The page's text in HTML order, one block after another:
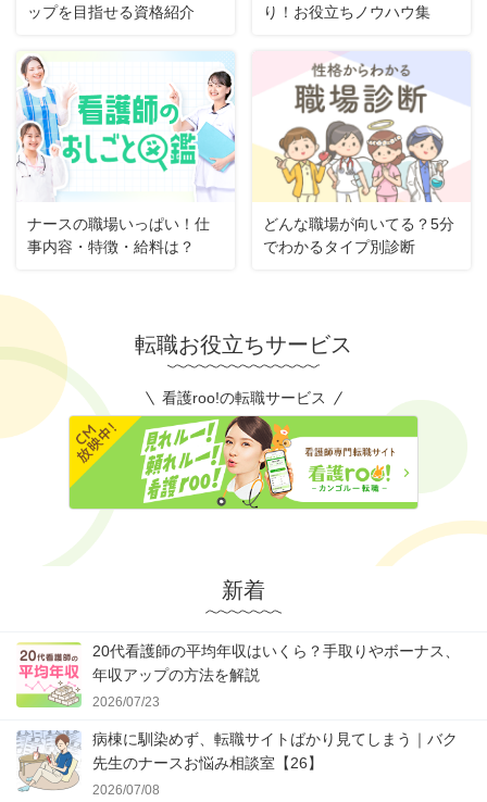
ップを目指せる資格紹介
り！お役立ちノウハウ集
ナースの職場いっぱい！仕
事内容・特徴・給料は？
どんな職場が向いてる？5分
でわかるタイプ別診断
転職お役立ちサービス
看護roo!の転職サービス
新着
20代看護師の平均年収はいくら？手取りやボーナス、
年収アップの方法を解説
2026/07/23
病棟に馴染めず、転職サイトばかり見てしまう｜バク
先生のナースお悩み相談室【26】
2026/07/08